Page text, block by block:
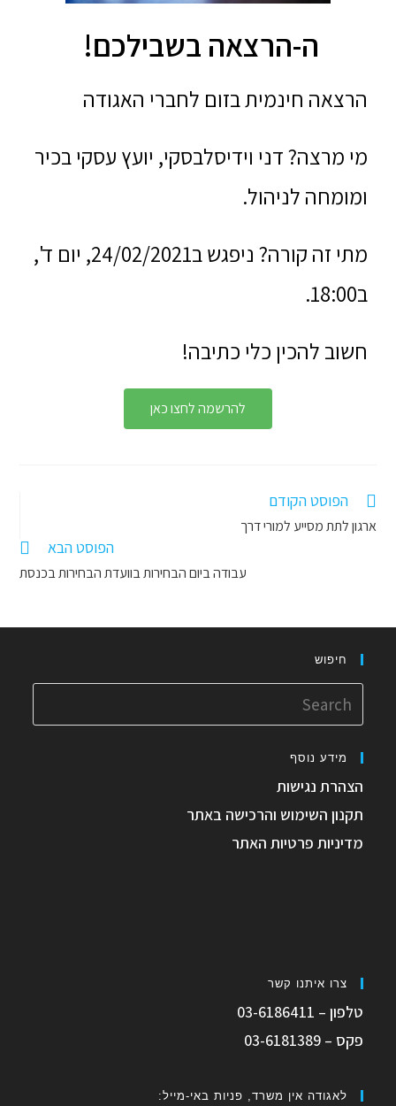
ה-הרצאה בשבילכם!
הרצאה חינמית בזום לחברי האגודה
מי מרצה? דני וידיסלבסקי, יועץ עסקי בכיר
ומומחה לניהול.
מתי זה קורה? ניפגש ב24/02/2021, יום ד',
ב18:00.
חשוב להכין כלי כתיבה!
להרשמה לחצו כאן
הפוסט הקודם
ארגון לתת מסייע למורי דרך
הפוסט הבא
עבודה ביום הבחירות בוועדת הבחירות בכנסת
חיפוש
מידע נוסף
הצהרת נגישות
תקנון השימוש והרכישה באתר
מדיניות פרטיות האתר
צרו איתנו קשר
טלפון – 03-6186411
פקס – 03-6181389
לאגודה אין משרד, פניות באי-מייל: